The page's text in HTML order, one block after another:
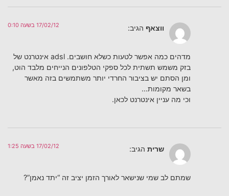
ווצאף הגיב: 17/02/12 בשעה 0:10
מדהים כמה אפשר לטעות כשלא חושבים. adsl אינטרנט של
בזק משמש תשתית לכל ספקי הטלפונים הנייחים מלבד הוט,
ומן הסתם יש בציבור החרדי יותר משתמשים בזה מאשר
בשאר מקומות…
וכי מה עניין אינטרנט לכאן.
שרית הגיב: 17/02/12 בשעה 1:25
שמתם לב שמי שנישאר לאורך הזמן יציב זה “יתד נאמן”?